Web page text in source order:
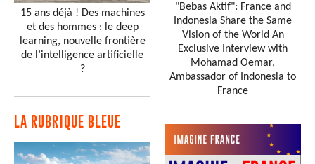
15 ans déjà ! Des machines
et des hommes : le deep
learning, nouvelle frontière
de l’intelligence artificielle
?
LA RUBRIQUE BLEUE
"Bebas Aktif": France and
Indonesia Share the Same
Vision of the World An
Exclusive Interview with
Mohamad Oemar,
Ambassador of Indonesia to
France